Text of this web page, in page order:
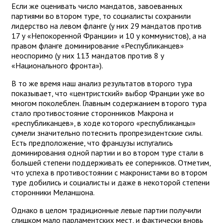
Если же оценивать число мандатов, завоеванных
партиями во втором туре, то социалисты сохранили
лидерство на левом фланге (у них 29 мандатов против
17 у «Непокоренной Франции» и 10 у коммунистов), а на
правом фланге доминирование «Республиканцев»
неоспоримо (у них 113 мандатов против 8 у
«Национального фронта»).
В то же время наш анализ результатов второго тура
показывает, что «центристский» выбор Франции уже во
многом поколеблен. Главным содержанием второго тура
стало противостояние сторонников Макрона и
«республиканцев», в ходе которого «республиканцы»
сумели значительно потеснить пропрезидентские силы.
Есть предположение, что французы испугались
доминирования одной партии и во втором туре стали в
большей степени поддерживать ее соперников. Отметим,
что успеха в противостоянии с макронистами во втором
туре добились и социалисты и даже в некоторой степени
сторонники Меланшона.
Однако в целом традиционные левые партии получили
слишком мало парламентских мест, и фактически вновь